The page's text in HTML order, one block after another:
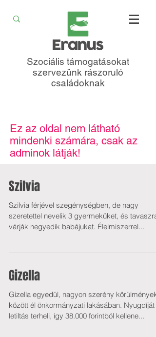
Szociális támogatásokat
szervezünk rászoruló
családoknak
Ez az oldal nem látható
mindenki számára, csak az
adminok látják!
Szilvia
Szilvia férjével szegénységben, de nagy
szeretettel nevelik 3 gyermeküket, és tavaszra
várják negyedik babájukat. Élelmiszerrel...
Gizella
Gizella egyedül, nagyon szerény körülmények
között él önkormányzati lakásában. Nyugdíját
letiltás terheli, így 38.000 forintból kellene...